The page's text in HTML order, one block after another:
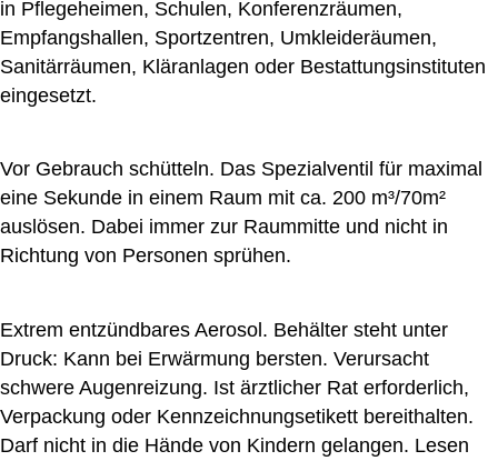
in Pflegeheimen, Schulen, Konferenzräumen,
Empfangshallen, Sportzentren, Umkleideräumen,
Sanitärräumen, Kläranlagen oder Bestattungsinstituten
eingesetzt.
Vor Gebrauch schütteln. Das Spezialventil für maximal
eine Sekunde in einem Raum mit ca. 200 m³/70m²
auslösen. Dabei immer zur Raummitte und nicht in
Richtung von Personen sprühen.
Extrem entzündbares Aerosol. Behälter steht unter
Druck: Kann bei Erwärmung bersten. Verursacht
schwere Augenreizung. Ist ärztlicher Rat erforderlich,
Verpackung oder Kennzeichnungsetikett bereithalten.
Darf nicht in die Hände von Kindern gelangen. Lesen